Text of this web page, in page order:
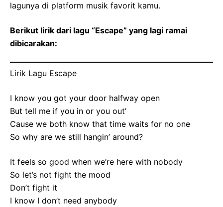
lagunya di platform musik favorit kamu.
Berikut lirik dari lagu “Escape” yang lagi ramai
dibicarakan:
Lirik Lagu Escape
I know you got your door halfway open
But tell me if you in or you out’
Cause we both know that time waits for no one
So why are we still hangin’ around?
It feels so good when we’re here with nobody
So let’s not fight the mood
Don’t fight it
I know I don’t need anybody